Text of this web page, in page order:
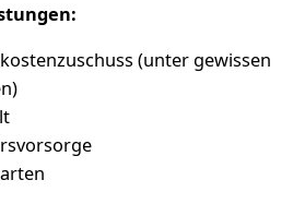
(unter gewissen